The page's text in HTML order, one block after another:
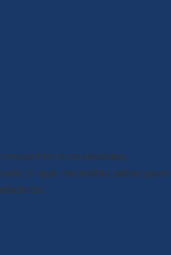
novedades,
lo que necesitás saber para